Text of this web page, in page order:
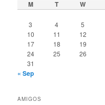
M T W
3
4 5
10
11 12
17
18 19
24
25 26
31
« Sep
AMIGOS